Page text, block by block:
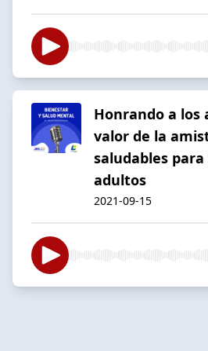
Honrando a los
valor de la
saludables
adultos
2021-09-15